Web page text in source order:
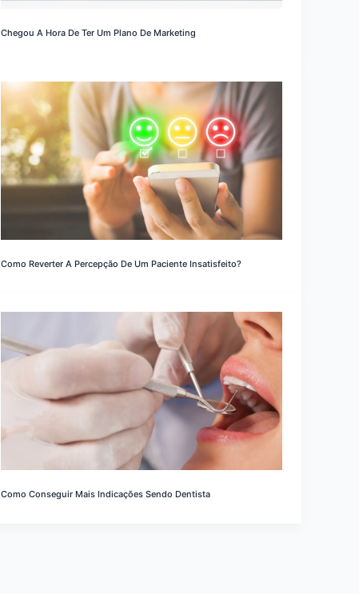
Chegou A Hora De Ter Um Plano De Marketing
Como Reverter A Percepção De Um Paciente Insatisfeito?
Como Conseguir Mais Indicações Sendo Dentista